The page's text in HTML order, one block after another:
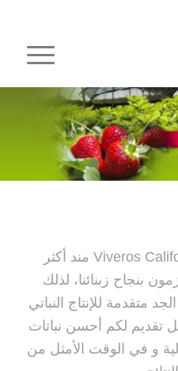
ب(كاليفورنيا مشاتل) Viveros California مند أكثر
بنجاح زبنائنا، لذلك
متقدمة للإنتاج النباتي
لكم أحسن نباتات
و في الوقت الأمثل من